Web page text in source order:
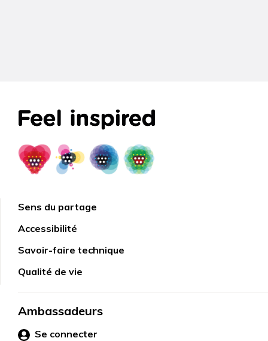
Sens du partage
Accessibilité
Savoir-faire technique
Qualité de vie
Ambassadeurs
Se connecter